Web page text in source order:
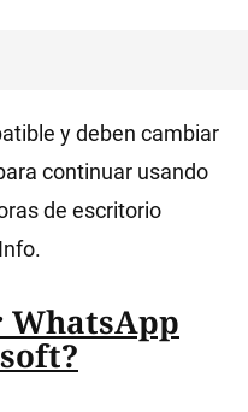
y deben cambiar
continuar usando
de escritorio
WhatsApp